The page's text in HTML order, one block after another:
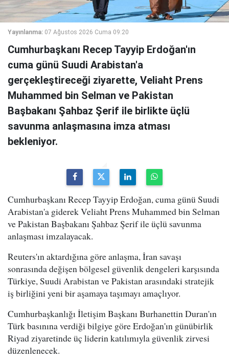
Yayınlanma: 07 Ağustos 2026 Cuma 09:20
Cumhurbaşkanı Recep Tayyip Erdoğan'ın
cuma günü Suudi Arabistan'a
gerçekleştireceği ziyarette, Veliaht Prens
Muhammed bin Selman ve Pakistan
Başbakanı Şahbaz Şerif ile birlikte üçlü
savunma anlaşmasına imza atması
bekleniyor.
Cumhurbaşkanı Recep Tayyip Erdoğan, cuma günü Suudi
Arabistan'a giderek Veliaht Prens Muhammed bin Selman
ve Pakistan Başbakanı Şahbaz Şerif ile üçlü savunma
anlaşması imzalayacak.
Reuters'ın aktardığına göre anlaşma, İran savaşı
sonrasında değişen bölgesel güvenlik dengeleri karşısında
Türkiye, Suudi Arabistan ve Pakistan arasındaki stratejik
iş birliğini yeni bir aşamaya taşımayı amaçlıyor.
Cumhurbaşkanlığı İletişim Başkanı Burhanettin Duran'ın
Türk basınına verdiği bilgiye göre Erdoğan'ın günübirlik
Riyad ziyaretinde üç liderin katılımıyla güvenlik zirvesi
düzenlenecek.